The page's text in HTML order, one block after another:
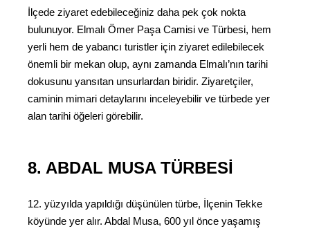
İlçede ziyaret edebileceğiniz daha pek çok nokta
bulunuyor. Elmalı Ömer Paşa Camisi ve Türbesi, hem
yerli hem de yabancı turistler için ziyaret edilebilecek
önemli bir mekan olup, aynı zamanda Elmalı’nın tarihi
dokusunu yansıtan unsurlardan biridir. Ziyaretçiler,
caminin mimari detaylarını inceleyebilir ve türbede yer
alan tarihi öğeleri görebilir.
8. ABDAL MUSA TÜRBESI
12. yüzyılda yapıldığı düşünülen türbe, İlçenin Tekke
köyünde yer alır. Abdal Musa, 600 yıl önce yaşamış